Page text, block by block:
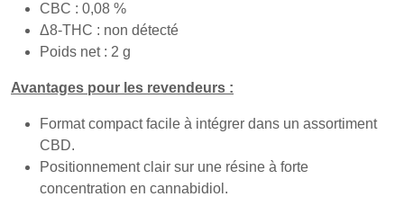
CBC : 0,08 %
Δ8-THC : non détecté
Poids net : 2 g
Avantages pour les revendeurs :
Format compact facile à intégrer dans un assortiment
CBD.
Positionnement clair sur une résine à forte
concentration en cannabidiol.